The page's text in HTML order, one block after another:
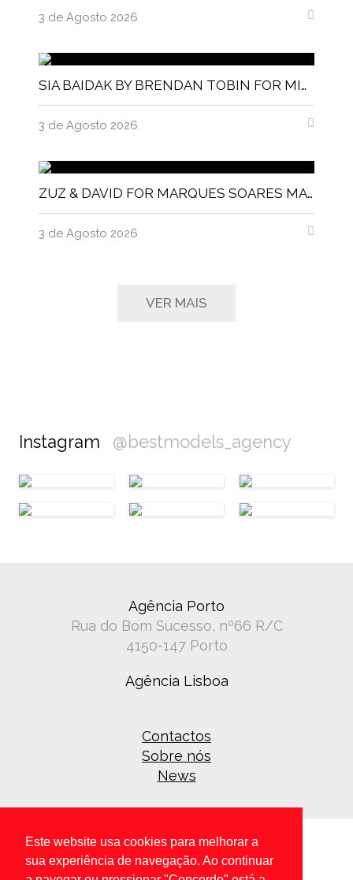
Este website usa cookies para melhorar a
sua experiência de navegação. Ao continuar
3 de Agosto 2026
SIA BAIDAK BY BRENDAN TOBIN FOR MISC MAGAZINE
3 de Agosto 2026
ZUZ & DAVID FOR MARQUES SOARES MAGNITUDE MAGAZINE
3 de Agosto 2026
VER MAIS
Instagram @bestmodels_agency
Agência Porto
Rua do Bom Sucesso, nº66 R/C
4150-147 Porto
Agência Lisboa
Contactos
Sobre nós
News